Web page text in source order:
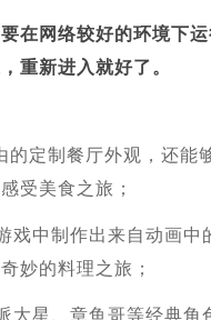
在网络较好的环境下
重新进入就好了。
的定制餐厅外观，还能
受美食之旅；
戏中制作出来自动画中
妙的料理之旅；
大星、章鱼哥等经典角